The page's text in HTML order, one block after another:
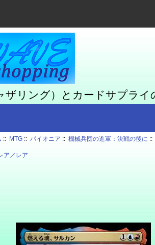
ザリング）とカードサプライ
:: MTG :: パイオニア ::機械兵団の進軍：決戦の後に
ア／レア